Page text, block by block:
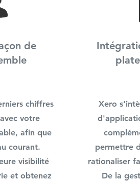
de
chiffres
votre
afin que
courant.
visibilité
et obtenez
Xero
permettre
rationaliser
De la